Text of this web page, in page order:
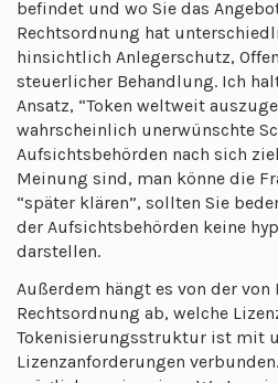
befindet und wo Sie das
Rechtsordnung hat
hinsichtlich Anlegerschutz,
steuerlicher Behandlung. Ich
Ansatz, “Token weltweit
wahrscheinlich unerwünschte
Aufsichtsbehörden nach sich
Meinung sind, man könne die
“später klären”, sollten Sie
der Aufsichtsbehörden keine
darstellen.
Außerdem hängt es von der von
Rechtsordnung ab, welche
Tokenisierungsstruktur ist mit
Lizenzanforderungen